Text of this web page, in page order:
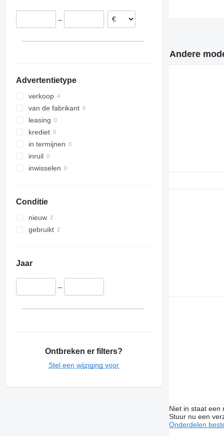
TW
Tourneo
Vito
Twingo
Touran
Transporter
Griekenland
–
Advertentietype
verkoop
van de fabrikant
leasing
krediet
in termijnen
inruil
inwisselen
Conditie
nieuw
gebruikt
Jaar
–
Ontbreken er filters?
Stel een wijziging voor
Andere
Niet in staat een
Stuur nu een
Onderdelen